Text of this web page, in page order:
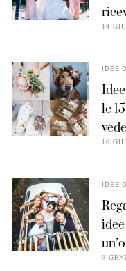
14
IDEE
le
10
IDEE
9